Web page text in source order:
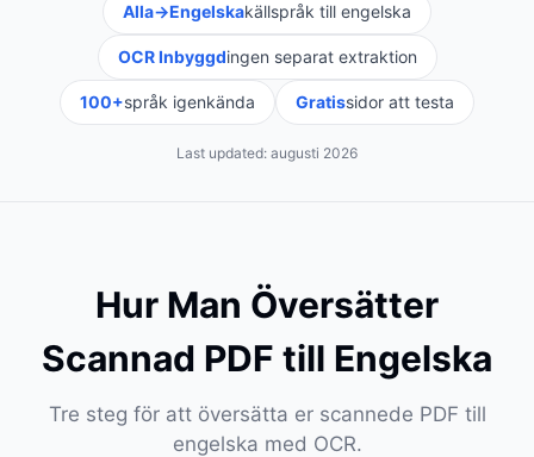
Alla→Engelskakällspråk till engelska
OCR Inbyggdingen separat extraktion
100+språk igenkända Gratissidor att testa
Last updated: augusti 2026
Hur Man Översätter
Scannad PDF till Engelska
Tre steg för att översätta er scannede PDF till
engelska med OCR.